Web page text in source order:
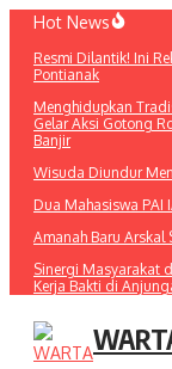
Lewati
konten
Hot News
Resmi Dilantik! Ini
Pontianak
Menghidupkan
Gelar Aksi Gotong
Banjir
Wisuda Diundur
Dua Mahasiswa PAI
Amanah Baru Arskal
Sinergi Masyarakat
Kerja Bakti di